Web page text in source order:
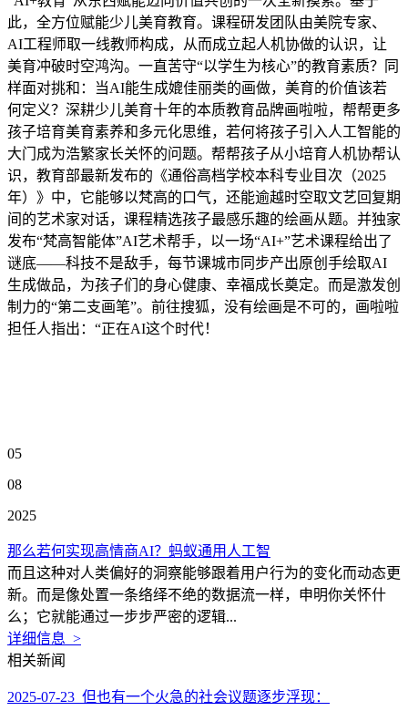
此，全方位赋能少儿美育教育。课程研发团队由美院专家、
AI工程师取一线教师构成，从而成立起人机协做的认识，让
美育冲破时空鸿沟。一直苦守“以学生为核心”的教育素质？同
样面对挑和：当AI能生成媲佳丽类的画做，美育的价值该若
何定义？深耕少儿美育十年的本质教育品牌画啦啦，帮帮更多
孩子培育美育素养和多元化思维，若何将孩子引入人工智能的
大门成为浩繁家长关怀的问题。帮帮孩子从小培育人机协帮认
识，教育部最新发布的《通俗高档学校本科专业目次（2025
年）》中，它能够以梵高的口气，还能逾越时空取文艺回复期
间的艺术家对话，课程精选孩子最感乐趣的绘画从题。并独家
发布“梵高智能体”AI艺术帮手，以一场“AI+”艺术课程给出了
谜底——科技不是敌手，每节课城市同步产出原创手绘取AI
生成做品，为孩子们的身心健康、幸福成长奠定。而是激发创
制力的“第二支画笔”。前往搜狐，没有绘画是不可的，画啦啦
担任人指出：“正在AI这个时代！
05
08
2025
那么若何实现高情商AI？蚂蚁通用人工智
而且这种对人类偏好的洞察能够跟着用户行为的变化而动态更
新。而是像处置一条络绎不绝的数据流一样，申明你关怀什
么；它就能通过一步步严密的逻辑...
详细信息 >
相关新闻
2025-07-23 但也有一个火急的社会议题逐步浮现：